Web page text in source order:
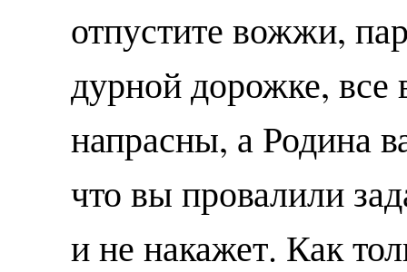
отпустите вожжи,
дурной дорожке, все
напрасны, а Родина
что вы провалили
и не накажет. Как